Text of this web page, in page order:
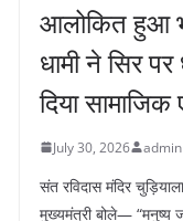
आलोकित हुआ
धामी ने सिर
दिया
July 30, 2026 admin
संत रविदास मंदिर
मुख्यमंत्री बोले— “मनुष्य